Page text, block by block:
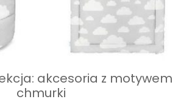
akcesoria z motywem
chmurki